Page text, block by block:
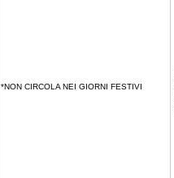
*NON CIRCOLA NEI GIORNI FESTIVI